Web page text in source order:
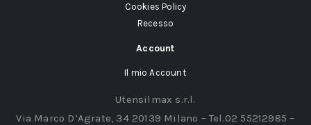
Cookies Policy
Recesso
Account
Il mio Account
Utensilmax s.r.l.
Via Marco D’Agrate, 34 20139 Milano – Tel.02 55212985 –